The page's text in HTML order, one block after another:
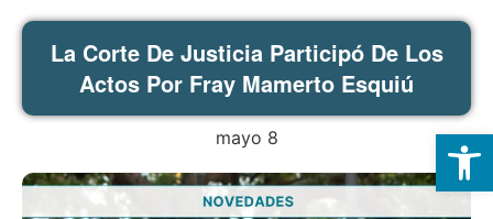
La Corte De Justicia Participó De Los
Actos Por Fray Mamerto Esquiú
mayo 8